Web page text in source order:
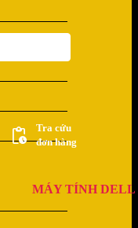
Tra cứu
đơn hàng
MÁY TÍNH DELL